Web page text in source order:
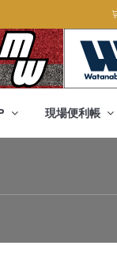
現場便利帳